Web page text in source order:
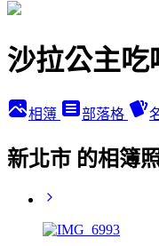
沙拉公主吃
相簿 部落格
新北市 的相簿